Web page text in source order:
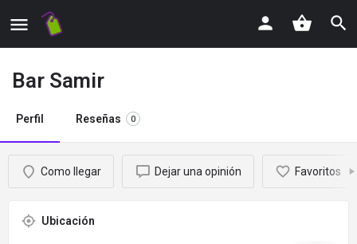
Bar Samir
Perfil Reseñas 0
Como llegar Dejar una opinión Favoritos
Ubicación